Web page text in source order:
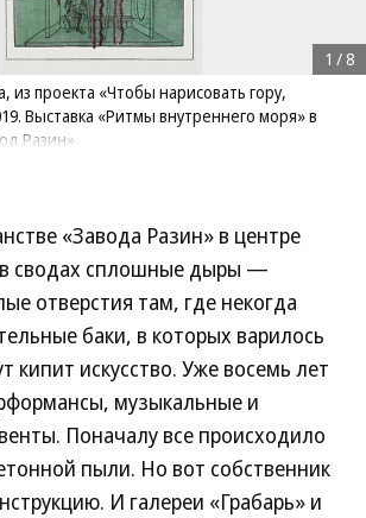
проекта «Чтобы нарисовать гору,
Выставка «Ритмы внутреннего моря» в
Разин»
«Ритмы внутреннего моря»
1 / 8
«Завода Разин» в центре
в сводах сплошные дыры —
отверстия там, где некогда
баки, в которых варилось
кипит искусство. Уже восемь лет
музыкальные и
Поначалу все происходило
пыли. Но вот собственник
И галереи «Грабарь» и